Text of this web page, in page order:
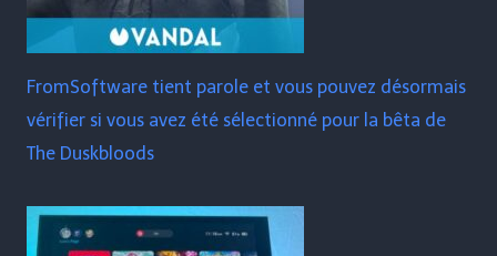
FromSoftware tient parole et vous pouvez désormais
vérifier si vous avez été sélectionné pour la bêta de
The Duskbloods